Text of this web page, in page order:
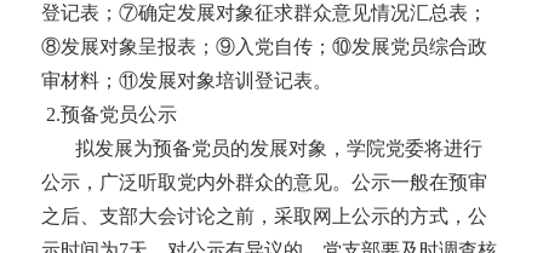
登记表；⑦确定发展对象征求群众意见情况汇总表；
⑧发展对象呈报表；⑨入党自传；⑩发展党员综合政
审材料；⑪发展对象培训登记表。
2.预备党员公示
拟发展为预备党员的发展对象，学院党委将进行
公示，广泛听取党内外群众的意见。公示一般在预审
之后、支部大会讨论之前，采取网上公示的方式，公